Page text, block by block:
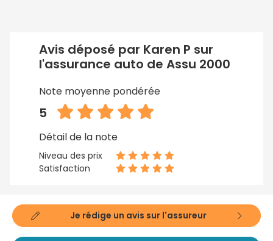
Avis déposé par Karen P sur
l'assurance auto de Assu 2000
Note moyenne pondérée
5
Détail de la note
Niveau des prix
Satisfaction
Je rédige un avis sur l'assureur